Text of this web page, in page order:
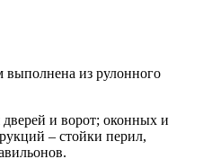
выполнена из рулонного
и ворот; оконных и
– стойки перил,